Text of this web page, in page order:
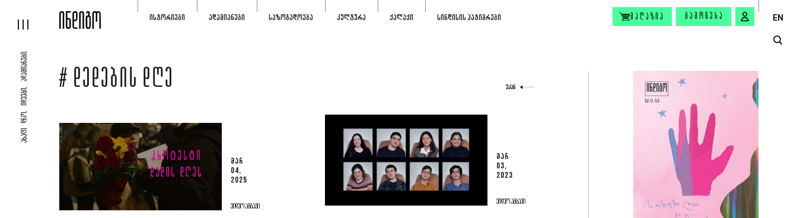
ᲐᲮᲐᲚᲘ ᲓᲠᲝ, ᲘᲓᲔᲔᲑᲘ, ᲐᲓᲐᲛᲘᲐᲜᲔᲑᲘ.
ᲘᲡᲢᲝᲠᲘᲔᲑᲘ ᲐᲓᲐᲛᲘᲐᲜᲔᲑᲘ ᲡᲐᲖᲝᲒᲐᲓᲝᲔᲑᲐ ᲙᲣᲚᲢᲣᲠᲐ ᲥᲐᲚᲐᲥᲘ ᲡᲘᲜᲓᲘᲡᲘᲡ ᲞᲐᲢᲘᲛᲠᲔᲑᲘ ᲛᲐᲦᲐᲖᲘᲐ ᲒᲐᲛᲝᲬᲔᲠᲐ EN
# ᲓᲔᲓᲔᲑᲘᲡ ᲓᲦᲔ ᲣᲙᲐᲜ
ᲛᲐᲠ
04,
2025
ᲕᲘᲓᲔᲝ ᲐᲛᲑᲐᲕᲘ
ᲛᲐᲠ
03,
2023
ᲕᲘᲓᲔᲝ ᲐᲛᲑᲐᲕᲘ